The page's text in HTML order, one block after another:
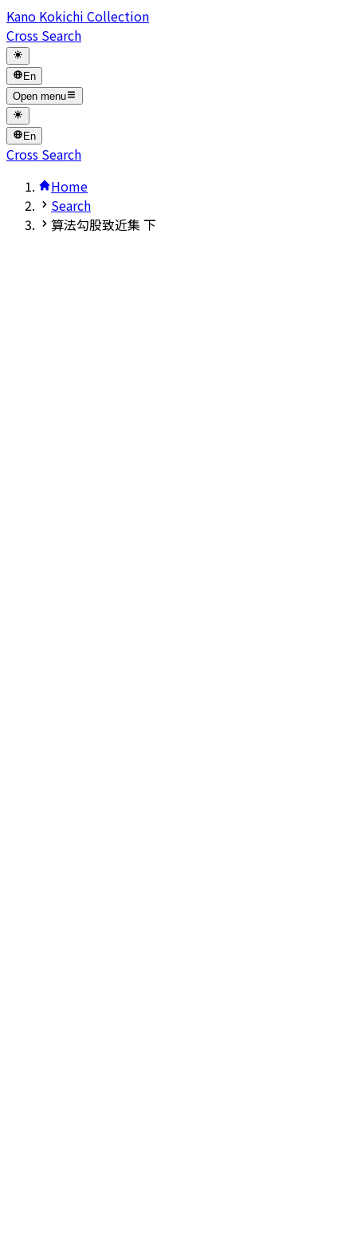
Kano Kokichi Collection
Cross Search
En
Open menu
En
Cross Search
Home
Search
算法勾股致近集 下